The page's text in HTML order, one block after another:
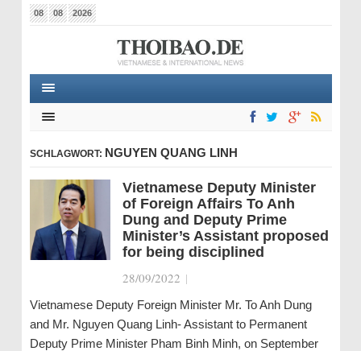
08 08 2026
SCHLAGWORT: NGUYEN QUANG LINH
Vietnamese Deputy Minister
of Foreign Affairs To Anh
Dung and Deputy Prime
Minister’s Assistant proposed
for being disciplined
28/09/2022 |
Vietnamese Deputy Foreign Minister Mr. To Anh Dung
and Mr. Nguyen Quang Linh- Assistant to Permanent
Deputy Prime Minister Pham Binh Minh, on September